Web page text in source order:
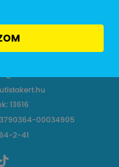
13616
00034905
2-41